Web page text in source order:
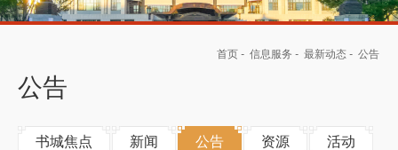
首页 - 信息服务 - 最新动态 - 公告
公告
书城焦点 新闻 公告 资源 活动